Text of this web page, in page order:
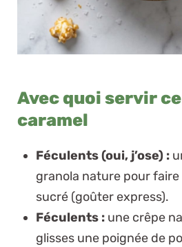
Avec quoi servir
caramel
Féculents (oui, j’ose) :
granola nature pour
sucré (goûter express).
Féculents : une crêpe
glisses une poignée de